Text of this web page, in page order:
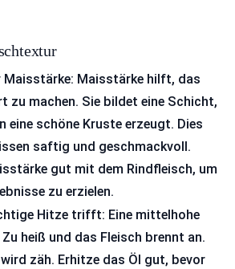
Maisstärke: Maisstärke hilft, das
zu machen. Sie bildet eine Schicht,
eine schöne Kruste erzeugt. Dies
saftig und geschmackvoll.
gut mit dem Rindfleisch, um
zu erzielen.
Hitze trifft: Eine mittelhohe
heiß und das Fleisch brennt an.
zäh. Erhitze das Öl gut, bevor